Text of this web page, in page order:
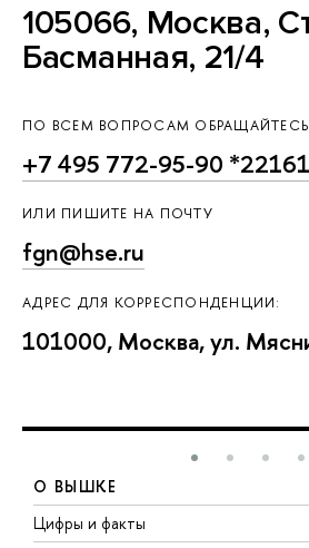
105066, Москва,
Басманная, 21/4
ПО ВСЕМ ВОПРОСАМ
+7 495 772-95-90 *22161
ИЛИ ПИШИТЕ НА ПОЧТУ
fgn@hse.ru
АДРЕС ДЛЯ КОРРЕСПОНДЕНЦИИ:
101000, Москва, ул.
О ВЫШКЕ
Цифры и факты